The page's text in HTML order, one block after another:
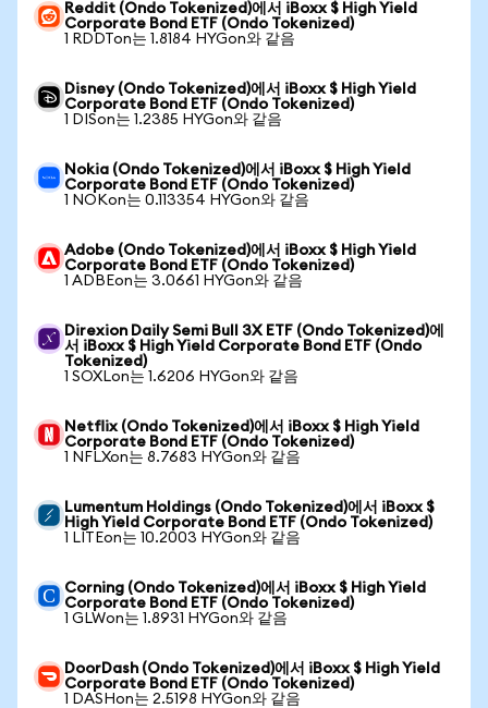
Reddit (Ondo Tokenized)에서 iBoxx $ High Yield
Corporate Bond ETF (Ondo Tokenized)
1 RDDTon는 1.8184 HYGon와 같음
Disney (Ondo Tokenized)에서 iBoxx $ High Yield
Corporate Bond ETF (Ondo Tokenized)
1 DISon는 1.2385 HYGon와 같음
Nokia (Ondo Tokenized)에서 iBoxx $ High Yield
Corporate Bond ETF (Ondo Tokenized)
1 NOKon는 0.113354 HYGon와 같음
Adobe (Ondo Tokenized)에서 iBoxx $ High Yield
Corporate Bond ETF (Ondo Tokenized)
1 ADBEon는 3.0661 HYGon와 같음
Direxion Daily Semi Bull 3X ETF (Ondo Tokenized)에
서 iBoxx $ High Yield Corporate Bond ETF (Ondo
Tokenized)
1 SOXLon는 1.6206 HYGon와 같음
Netflix (Ondo Tokenized)에서 iBoxx $ High Yield
Corporate Bond ETF (Ondo Tokenized)
1 NFLXon는 8.7683 HYGon와 같음
Lumentum Holdings (Ondo Tokenized)에서 iBoxx $
High Yield Corporate Bond ETF (Ondo Tokenized)
1 LITEon는 10.2003 HYGon와 같음
Corning (Ondo Tokenized)에서 iBoxx $ High Yield
Corporate Bond ETF (Ondo Tokenized)
1 GLWon는 1.8931 HYGon와 같음
DoorDash (Ondo Tokenized)에서 iBoxx $ High Yield
Corporate Bond ETF (Ondo Tokenized)
1 DASHon는 2.5198 HYGon와 같음